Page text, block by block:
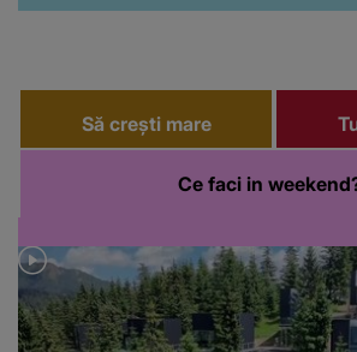
Să crești mare
Ce faci in